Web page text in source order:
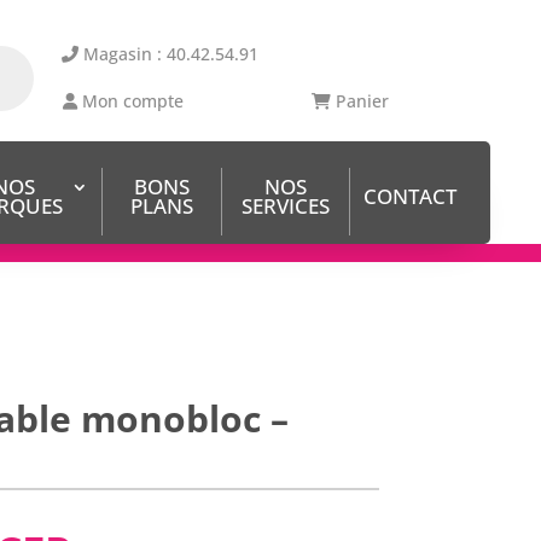
Magasin : 40.42.54.91
Mon compte Panier
BONS
PLANS
NOS
SERVICES CONTACT
monobloc –